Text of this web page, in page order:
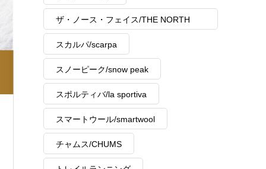
ザ・ノース・フェイス/THE NORTH
FACE
スカルパ/scarpa
スノーピーク/snow peak
スポルティバ/la sportiva
スマートウール/smartwool
チャムス/CHUMS